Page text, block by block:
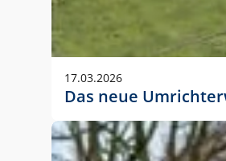
In Ausnahmefällen darf
stets der vorherigen
17.03.2026
Das neue